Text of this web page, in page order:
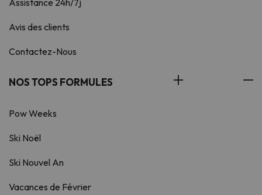
Assistance 24h/7j
Avis des clients
Contactez-Nous
NOS TOPS FORMULES
Pow Weeks
Ski Noël
Ski Nouvel An
Vacances de Février